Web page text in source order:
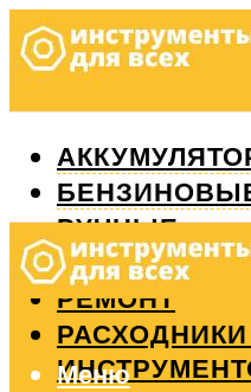
РУЧНЫЕ
РЕМОНТ
Меню